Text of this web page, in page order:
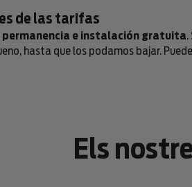
de las tarifas
permanencia e instalación gratuita
hasta que los podamos bajar.
Els